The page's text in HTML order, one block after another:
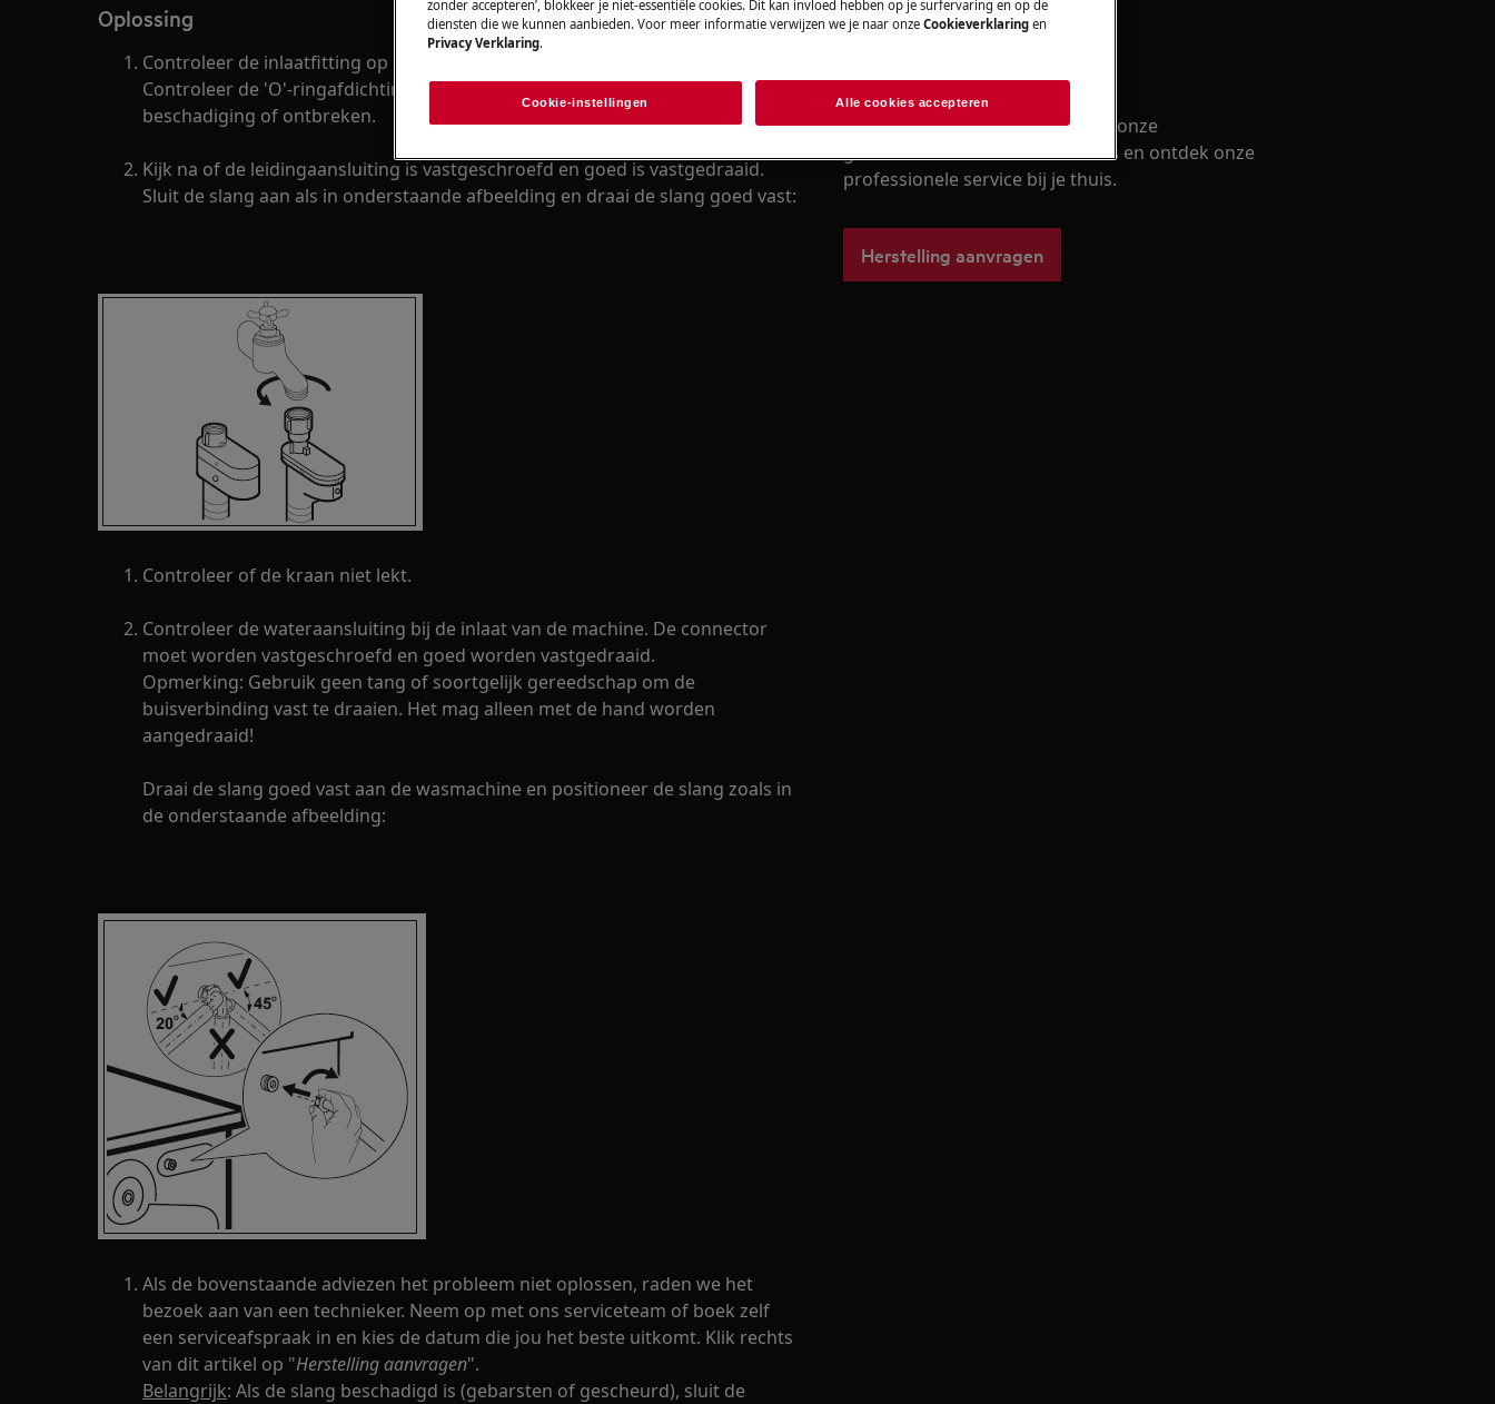
Oplossing
Controleer de inlaatfitting op de muur of kraan.
Controleer de 'O'-ringafdichting van de toevoerslang op tekenen van
beschadiging of ontbreken.
Kijk na of de leidingaansluiting is vastgeschroefd en goed is vastgedraaid.
Sluit de slang aan als in onderstaande afbeelding en draai de slang goed vast:
Controleer of de kraan niet lekt.
Controleer de wateraansluiting bij de inlaat van de machine. De connector
moet worden vastgeschroefd en goed worden vastgedraaid.
Opmerking: Gebruik geen tang of soortgelijk gereedschap om de
buisverbinding vast te draaien. Het mag alleen met de hand worden
aangedraaid!
Draai de slang goed vast aan de wasmachine en positioneer de slang zoals in
de onderstaande afbeelding:
Als de bovenstaande adviezen het probleem niet oplossen, raden we het
bezoek aan van een technieker. Neem op met ons serviceteam of boek zelf
een serviceafspraak in en kies de datum die jou het beste uitkomt. Klik rechts
van dit artikel op "Herstelling aanvragen".
Belangrijk: Als de slang beschadigd is (gebarsten of gescheurd), sluit de
Boek een herstelling
Maak een afspraak met één van onze
gekwalificeerde AEG techniekers en ontdek onze
professionele service bij je thuis.
Herstelling aanvragen
zonder accepteren’, blokkeer je niet-essentiële cookies. Dit kan invloed hebben op je surfervaring en op de
diensten die we kunnen aanbieden. Voor meer informatie verwijzen we je naar onze Cookieverklaring en
Privacy Verklaring.
Cookie-instellingen Alle cookies accepteren